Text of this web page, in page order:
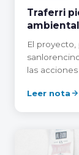
Traferri
El
las
Leer nota